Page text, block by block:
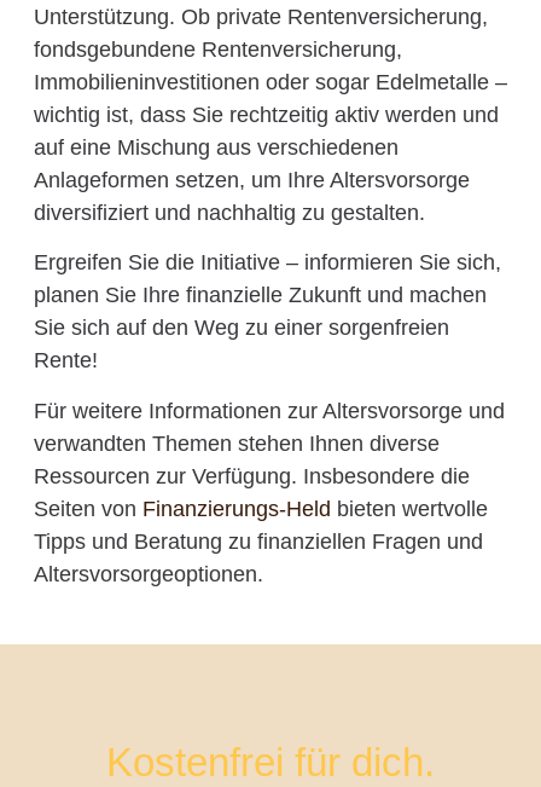
Unterstützung. Ob private Rentenversicherung,
fondsgebundene Rentenversicherung,
Immobilieninvestitionen oder sogar Edelmetalle –
wichtig ist, dass Sie rechtzeitig aktiv werden und
auf eine Mischung aus verschiedenen
Anlageformen setzen, um Ihre Altersvorsorge
diversifiziert und nachhaltig zu gestalten.
Ergreifen Sie die Initiative – informieren Sie sich,
planen Sie Ihre finanzielle Zukunft und machen
Sie sich auf den Weg zu einer sorgenfreien
Rente!
Für weitere Informationen zur Altersvorsorge und
verwandten Themen stehen Ihnen diverse
Ressourcen zur Verfügung. Insbesondere die
Seiten von Finanzierungs-Held bieten wertvolle
Tipps und Beratung zu finanziellen Fragen und
Altersvorsorgeoptionen.
Kostenfrei für dich.